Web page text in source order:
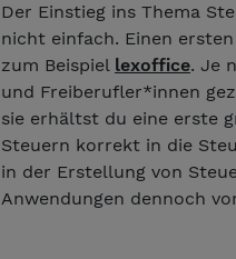
Der Einstieg ins Thema
nicht einfach. Einen
zum Beispiel lexoffice. Je
und Freiberufler*innen
sie erhältst du eine erste
Steuern korrekt in die
in der Erstellung von
Anwendungen dennoch